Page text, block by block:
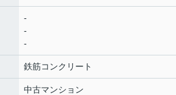
-
-
-
鉄筋コンクリート
中古マンション